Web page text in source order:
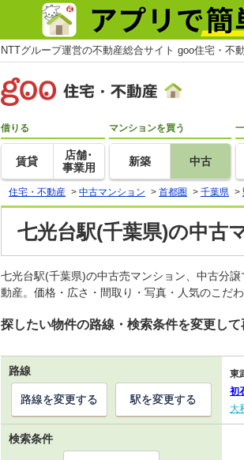
NTTグループ運営の不動産総合サイト goo住宅・不
借りる
賃貸
店舗･
事業用
マンションを買う
新築 中古
住宅・不動産 > 中古マンション > 首都圏 > 千葉県 >
七光台駅(千葉県)の中古
七光台駅(千葉県)の中古売マンション、中古分
動産。価格・広さ・間取り・写真・人気のこだ
探したい物件の路線・検索条件を変更して
路線 東
初
大
路線を変更する 駅を変更する
検索条件